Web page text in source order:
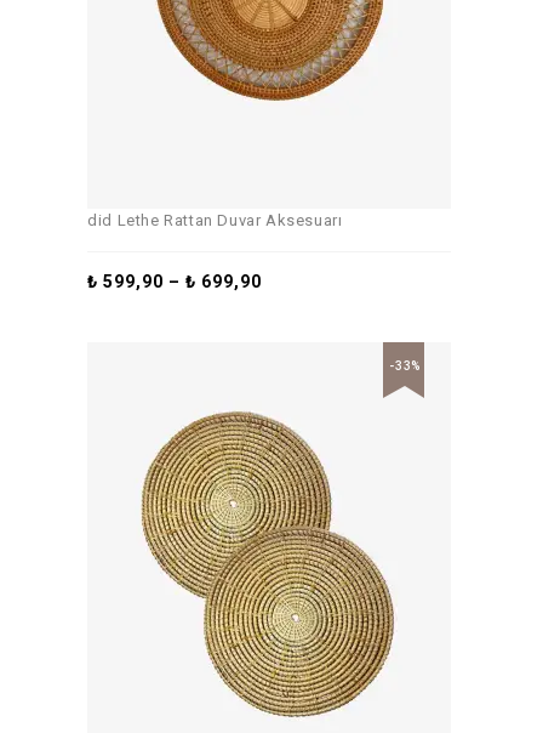
did Lethe Rattan Duvar Aksesuarı
₺ 599,90 –₺ 699,90
-33%